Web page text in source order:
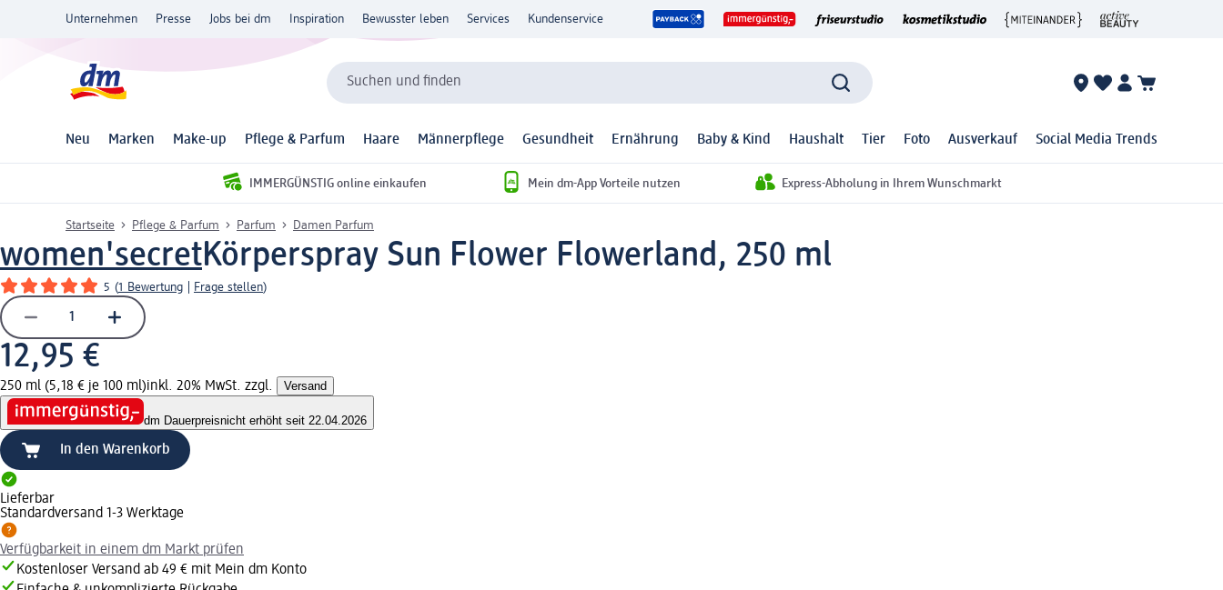
Unternehmen Presse Jobs bei dm Inspiration Bewusster leben Services Kundenservice
Suchen und finden
Neu Marken Make-up Pflege & Parfum Haare Männerpflege Gesundheit Ernährung Baby & Kind Haushalt Tier Foto Ausverkauf Social Media Trends
IMMERGÜNSTIG online einkaufen Mein dm-App Vorteile nutzen Express-Abholung in Ihrem Wunschmarkt
Startseite Pflege & Parfum Parfum Damen Parfum
women'secretKörperspray Sun Flower Flowerland, 250 ml
5 (1 Bewertung Frage stellen)
12,95 €
250 ml (5,18 € je 100 ml)inkl. 20% MwSt. zzgl. Versand
dm Dauerpreisnicht erhöht seit 22.04.2026
In den Warenkorb
Lieferbar
Standardversand 1-3 Werktage
Verfügbarkeit in einem dm Markt prüfen
Kostenloser Versand ab 49 € mit Mein dm Konto